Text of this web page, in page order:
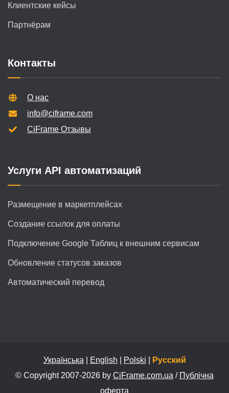
Клиентские кейсы
Партнёрам
Контакты
О нас
info@ciframe.com
CiFrame Отзывы
Услуги API автоматизаций
Размещение в маркетплейсах
Создание ссылок для оплаты
Подключение Google Таблиц к внешним сервисам
Обновление статусов заказов
Автоматический перевод
Українська English Polski
Русский
© Copyright 2007-2026 by CiFrame.com.ua / Публічна
оферта